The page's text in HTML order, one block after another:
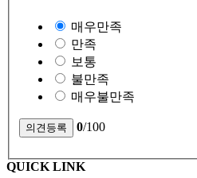
매우만족
만족
보통
불만족
매우불만족
0/100
QUICK LINK